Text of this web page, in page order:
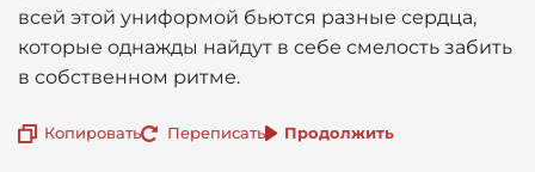
всей этой униформой бьются разные сердца,
которые однажды найдут в себе смелость забить
в собственном ритме.
Копировать Переписать Продолжить